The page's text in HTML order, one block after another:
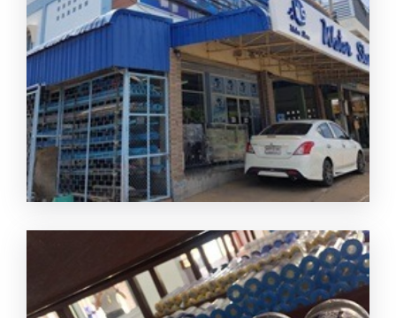
อนันต์เครื่องกรองน้ำ กาญจนบรี